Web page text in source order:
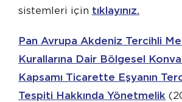
sistemleri için tıklayınız.
Pan Avrupa Akdeniz Tercihli
Kurallarına Dair Bölgesel
Kapsamı Ticarette Eşyanın
Tespiti Hakkında Yönetmelik